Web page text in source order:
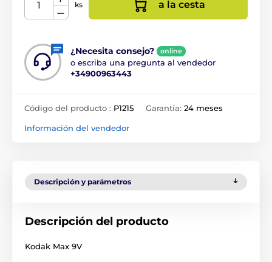
ks a la cesta
¿Necesita consejo? online
o escriba una pregunta al vendedor
+34900963443
Código del producto : P1215 Garantía: 24 meses
Información del vendedor
Descripción y parámetros
Descripción del producto
Kodak Max 9V